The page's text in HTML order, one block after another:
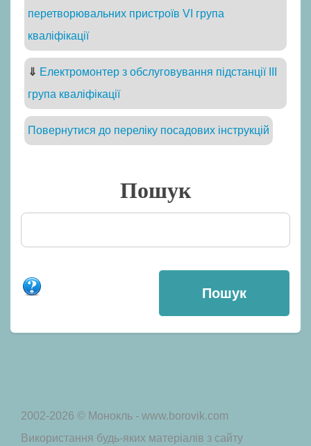
перетворювальних пристроїв VI група
кваліфікації
⇓ Електромонтер з обслуговування підстанції III
група кваліфікації
Повернутися до переліку посадових інструкцій
Пошук
2002-2026 © Монокль - www.borovik.com
Використання будь-яких матеріалів з сайту